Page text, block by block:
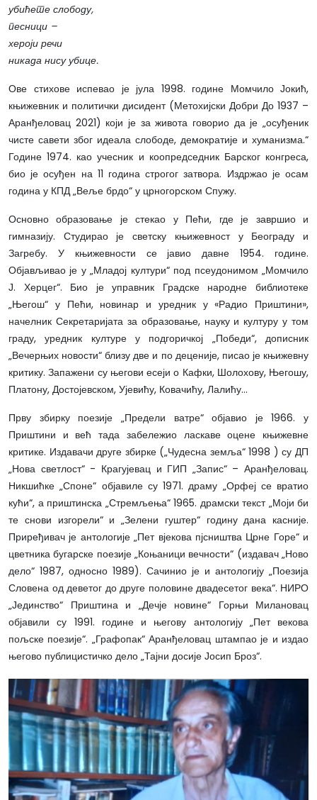
убићете слободу,
песници –
хероји речи
никада нису убице.
Ове стихове испевао је јула 1998. године Момчило Јокић,
књижевник и политички дисидент (Метохијски Добри До 1937 –
Аранђеловац 2021) који је за живота говорио да је „осуђеник
чисте савети због идеала слободе, демократије и хуманизма.“
Године 1974. као учесник и коопредседник Барског конгреса,
био је осуђен на 11 година строгог затвора. Издржао је осам
година у КПД „Веље брдо“ у црногорском Спужу.
Основно образовање је стекао у Пећи, где је завршио и
гимназију. Студирао је светску књижевност у Београду и
Загребу. У књижевности се јавио давне 1954. године.
Објављивао је у „Младој култури“ под псеудонимом „Момчило
Ј. Херцег“. Био је управник Градске народне библиотеке
„Његош“ у Пећи, новинар и уредник у «Радио Приштини»,
начелник Секретаријата за образовање, науку и културу у том
граду, уредник културе у подгоричкој „Победи“, дописник
„Вечерњих новости“ близу две и по деценије, писао је књижевну
критику. Запажени су његови есеји о Кафки, Шолохову, Његошу,
Платону, Достојевском, Ујевићу, Ковачићу, Лалићу…
Прву збирку поезије „Предели ватре“ објавио је 1966. у
Приштини и већ тада забележио ласкаве оцене књижевне
критике. Издавачи друге збирке („Чудесна земља“ 1998 ) су ДП
„Нова светлост“ - Крагујевац и ГИП „Запис“ – Аранђеловац.
Никшићке „Споне“ објавиле су 1971. драму „Орфеј се вратио
кући“, а приштинска „Стремљења“ 1965. драмски текст „Моји би
те снови изгорели“ и „Зелени гуштер“ годину дана касније.
Приређивач је антологије „Пет вјекова пјсништва Црне Горе“ и
цветника бугарске поезије „Коњаници вечности“ (издавач „Ново
дело“ 1987, односно 1989). Сачинио је и антологију „Поезија
Словена од деветог до друге половине двадесетог века“. НИРО
„Јединство“ Приштина и „Дечје новине“ Горњи Милановац
објавили су 1991. године и његову антологију „Пет векова
пољске поезије“. „Графопак“ Аранђеловац штампао је и издао
његово публицистичко дело „Тајни досије Јосип Броз“.